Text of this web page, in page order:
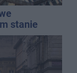
stanie